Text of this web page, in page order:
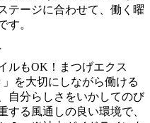
テージに合わせて、働く曜
す。
ルもOK！まつげエクス
を大切にしながら働ける
自分らしさをいかしてのび
する風通しの良い環境で、